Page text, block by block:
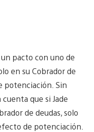
pacto con uno de
en su Cobrador de
potenciación. Sin
que si Jade
de deudas, solo
de potenciación.